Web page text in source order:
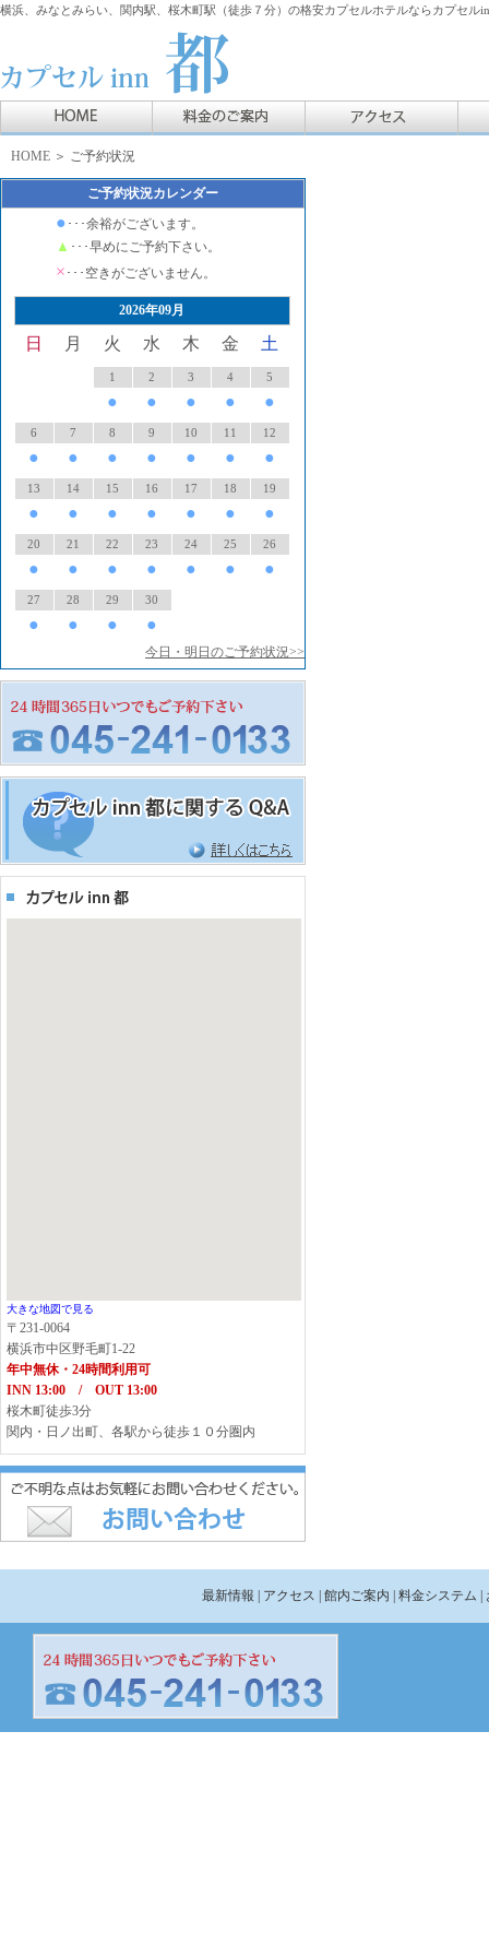
横浜、みなとみらい、関内駅、桜木町駅（徒歩７分）の格安カプセルホテルならカプセル
HOME ＞ ご予約状況
ご予約状況カレンダー
● ･･･余裕がございます。
▲ ･･･早めにご予約下さい。
× ･･･空きがございません。
2026年09月
日 月 火 水 木 金 土
1
●
2
●
3
●
4
●
5
●
6
●
7
●
8
●
9
●
10
●
11
●
12
●
13
●
14
●
15
●
16
●
17
●
18
●
19
●
20
●
21
●
22
●
23
●
24
●
25
●
26
●
27
●
28
●
29
●
30
●
今日・明日のご予約状況>>
大きな地図で見る
〒231-0064
横浜市中区野毛町1-22
年中無休・24時間利用可
INN 13:00 / OUT 13:00
桜木町徒歩3分
関内・日ノ出町、各駅から徒歩１０分圏内
最新情報 | アクセス | 館内ご案内 | 料金システム